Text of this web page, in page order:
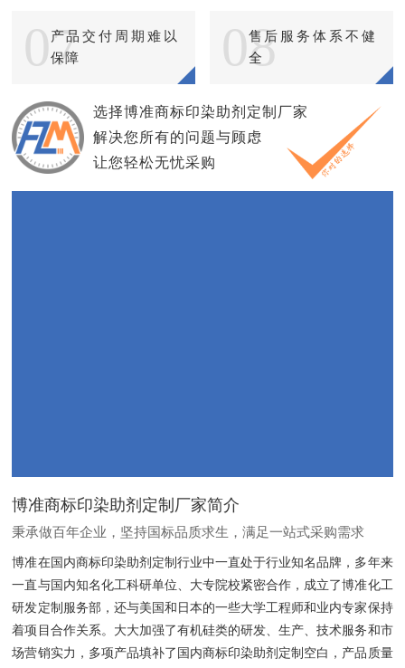
07产品交付周期难以
保障
08
售后服务体系不健
全
选择博准商标印染助剂定制厂家
解决您所有的问题与顾虑
让您轻松无忧采购
博准商标印染助剂定制厂家简介
秉承做百年企业，坚持国标品质求生，满足一站式采购需求
博准在国内商标印染助剂定制行业中一直处于行业知名品牌，多年来
一直与国内知名化工科研单位、大专院校紧密合作，成立了博准化工
研发定制服务部，还与美国和日本的一些大学工程师和业内专家保持
着项目合作关系。大大加强了有机硅类的研发、生产、技术服务和市
场营销实力，多项产品填补了国内商标印染助剂定制空白，产品质量